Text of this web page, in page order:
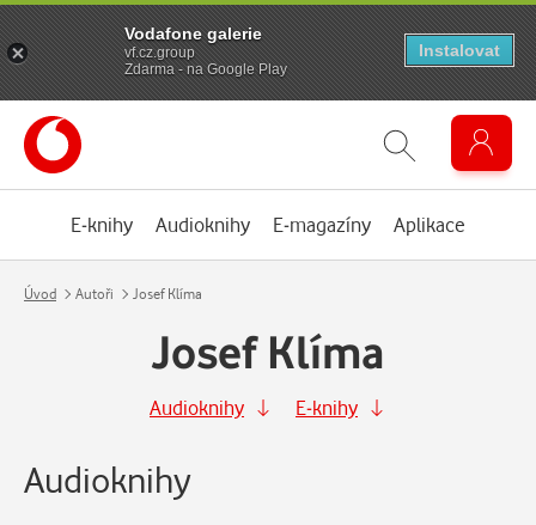
E-knihy Audioknihy E-magazíny Aplikace
Úvod Autoři Josef Klíma
Josef Klíma
Audioknihy E-knihy
Audioknihy
Vodafone galerie
vf.cz.group
Zdarma - na Google Play
Instalovat